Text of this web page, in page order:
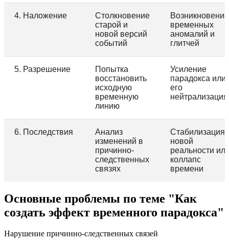
4. Наложение
Столкновение
старой и
новой версий
событий
Возникновение
временных
аномалий и
глитчей
5. Разрешение
Попытка
восстановить
исходную
временную
линию
Усиление
парадокса или
его
нейтрализация
6. Последствия
Анализ
изменений в
причинно-
следственных
связях
Стабилизация
новой
реальности
коллапс
времени
Основные проблемы по теме "Как
создать эффект временного парадокса"
Нарушение причинно-следственных связей